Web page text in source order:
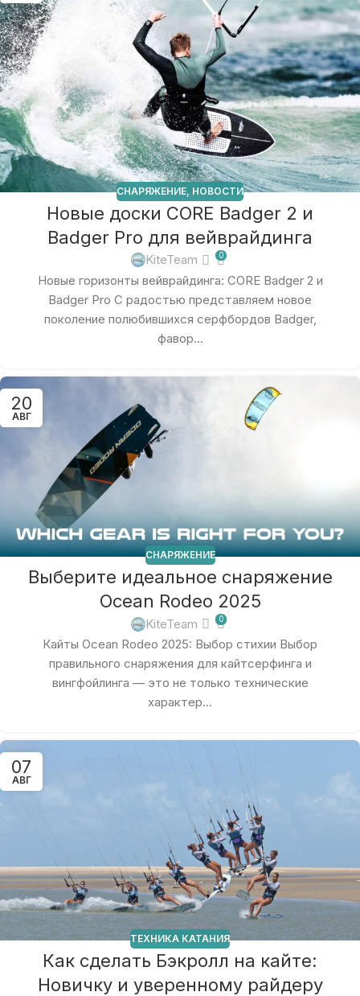
СНАРЯЖЕНИЕ, НОВОСТИ
Новые доски CORE Badger 2 и
Badger Pro для вейврайдинга
KiteTeam 0
Новые горизонты вейврайдинга: CORE Badger 2 и
Badger Pro С радостью представляем новое
поколение полюбившихся серфбордов Badger,
фавор...
20
АВГ
СНАРЯЖЕНИЕ
Выберите идеальное снаряжение
Ocean Rodeo 2025
KiteTeam 0
Кайты Ocean Rodeo 2025: Выбор стихии Выбор
правильного снаряжения для кайтсерфинга и
вингфойлинга — это не только технические
характер...
07
АВГ
ТЕХНИКА КАТАНИЯ
Как сделать Бэкролл на кайте:
Новичку и уверенному райдеру